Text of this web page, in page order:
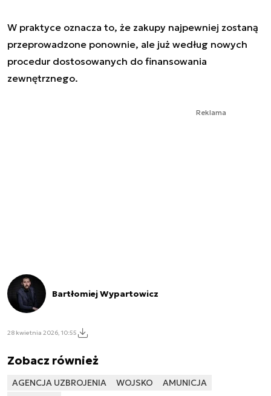
W praktyce oznacza to, że zakupy najpewniej zostaną
przeprowadzone ponownie, ale już według nowych
procedur dostosowanych do finansowania
zewnętrznego.
Reklama
Bartłomiej Wypartowicz
28 kwietnia 2026, 10:55
Zobacz również
AGENCJA UZBROJENIA WOJSKO
AMUNICJA